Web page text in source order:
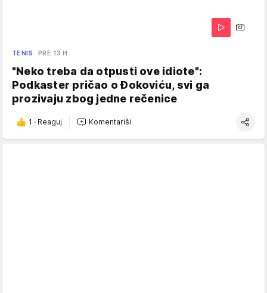
TENIS PRE 13 H
"Neko treba da otpusti ove idiote":
Podkaster pričao o Đokoviću, svi ga
prozivaju zbog jedne rečenice
1 · Reaguj Komentariši